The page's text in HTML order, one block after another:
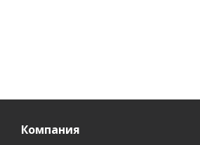
Компания